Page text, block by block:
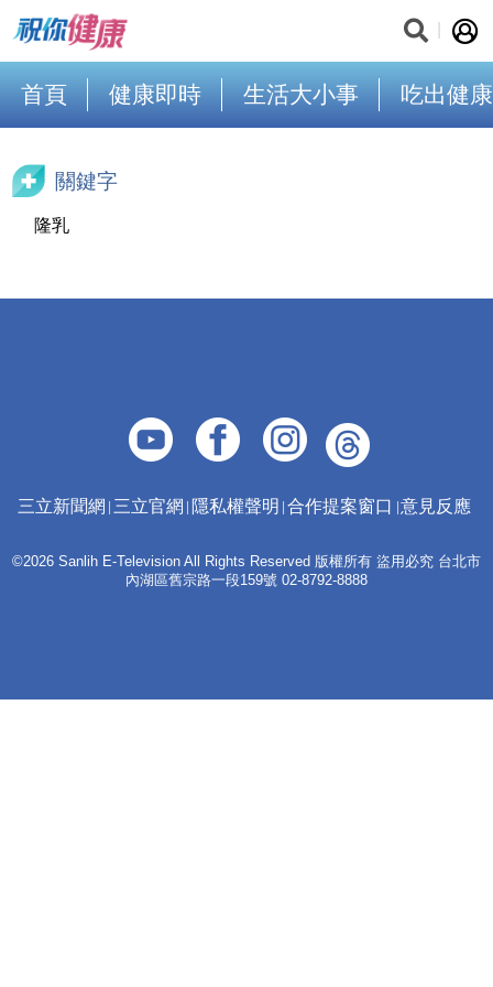
首頁 健康即時 生活大小事 吃出健康
關鍵字
隆乳
三立新聞網 三立官網 隱私權聲明 合作提案窗口 意見反應
©2026 Sanlih E-Television All Rights Reserved 版權所有 盜用必究 台北市
內湖區舊宗路一段159號 02-8792-8888